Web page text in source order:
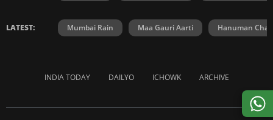
LATEST: Mumbai Rain Maa Gauri Aarti Hanuman
INDIA TODAY DAILYO ICHOWK ARCHIVE